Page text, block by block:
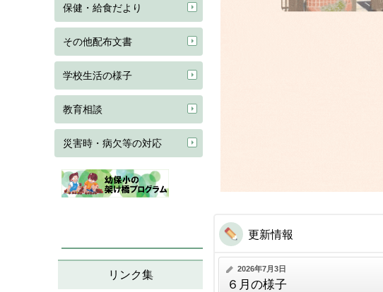
保健・給食だより
その他配布文書
学校生活の様子
教育相談
災害時・病欠等の対応
リンク集
更新情報
2026年7月3日
６月の様子